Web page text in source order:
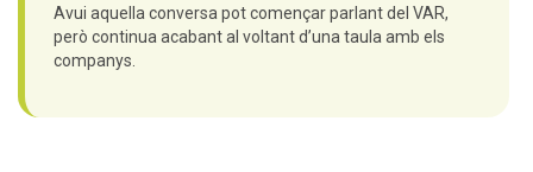
Avui aquella conversa pot començar parlant del VAR,
però continua acabant al voltant d’una taula amb els
companys.